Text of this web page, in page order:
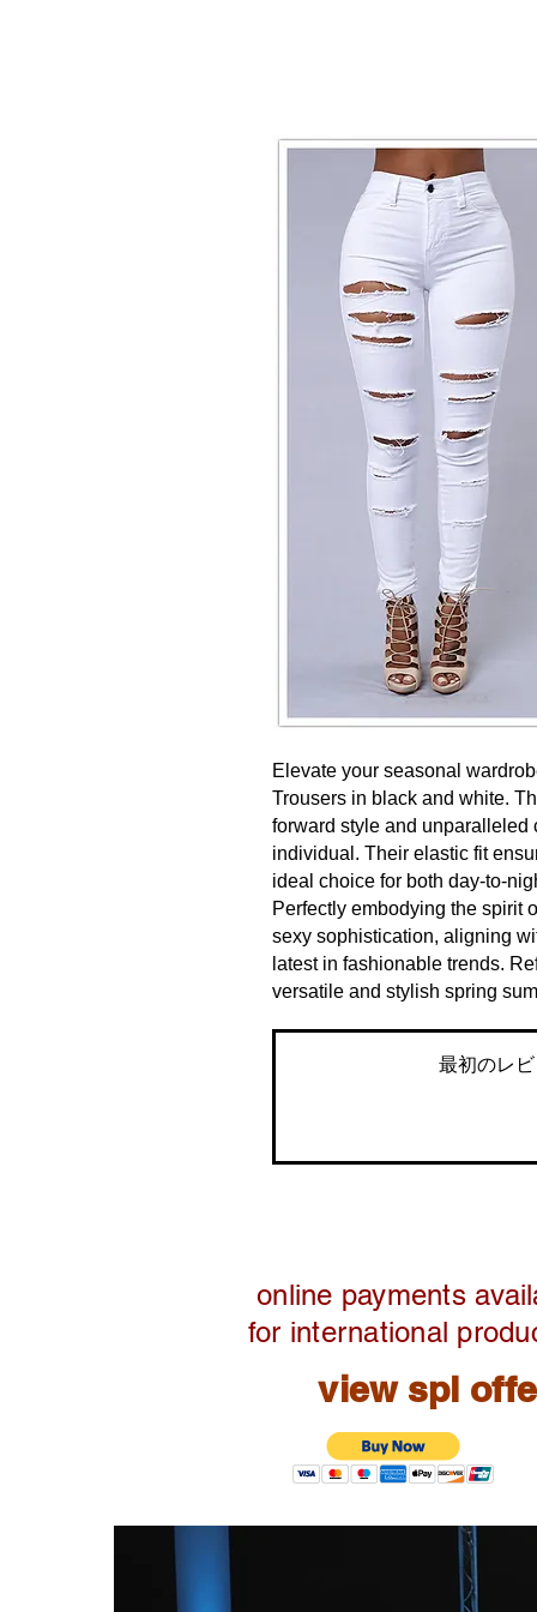
Elevate your seasonal
Trousers in black and white.
forward style and unparalleled
individual. Their elastic fit
ideal choice for both day-to-
Perfectly embodying the spirit
sexy sophistication, aligning
latest in fashionable trends.
versatile and stylish spring
最初のレ
online payments
for international
view spl